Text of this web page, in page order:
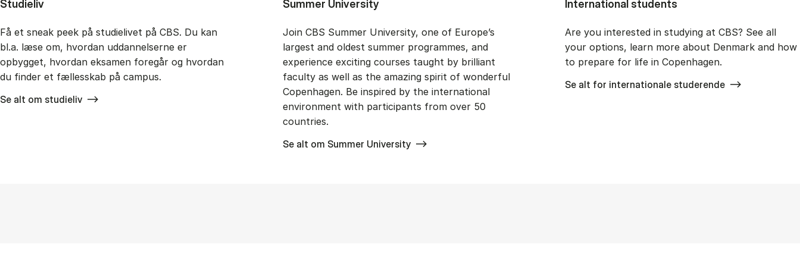
Studieliv
Få et sneak peek på studielivet på CBS. Du kan
bl.a. læse om, hvordan uddannelserne er
opbygget, hvordan eksamen foregår og hvordan
du finder et fællesskab på campus.
Se alt om studieliv
Summer University
Join CBS Summer University, one of Europe’s
largest and oldest summer programmes, and
experience exciting courses taught by brilliant
faculty as well as the amazing spirit of wonderful
Copenhagen. Be inspired by the international
environment with participants from over 50
countries.
Se alt om Summer University
International students
Are you interested in studying at CBS? See all
your options, learn more about Denmark and how
to prepare for life in Copenhagen.
Se alt for internationale studerende